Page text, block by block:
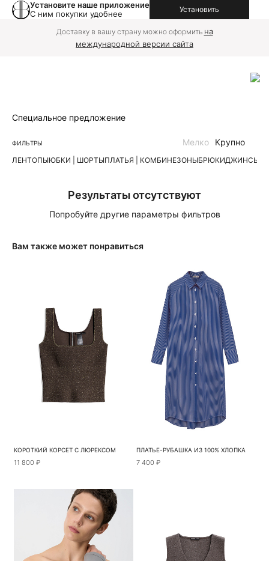
Установите наше приложение
С ним покупки удобнее
Установить
Доставку в вашу страну можно оформить на
международной версии сайта
Специальное предложение
ФИЛЬТРЫ
ЛЕНТОПЫЮБКИ | ШОРТЫПЛАТЬЯ | КОМБИНЕЗОНЫБРЮКИДЖИНСЫ
Мелко Крупно
Результаты отсутствуют
Попробуйте другие параметры фильтров
Вам также может понравиться
КОРОТКИЙ КОРСЕТ С ЛЮРЕКСОМ
11 800 ₽
ПЛАТЬЕ-РУБАШКА ИЗ 100% ХЛОПКА
7 400 ₽